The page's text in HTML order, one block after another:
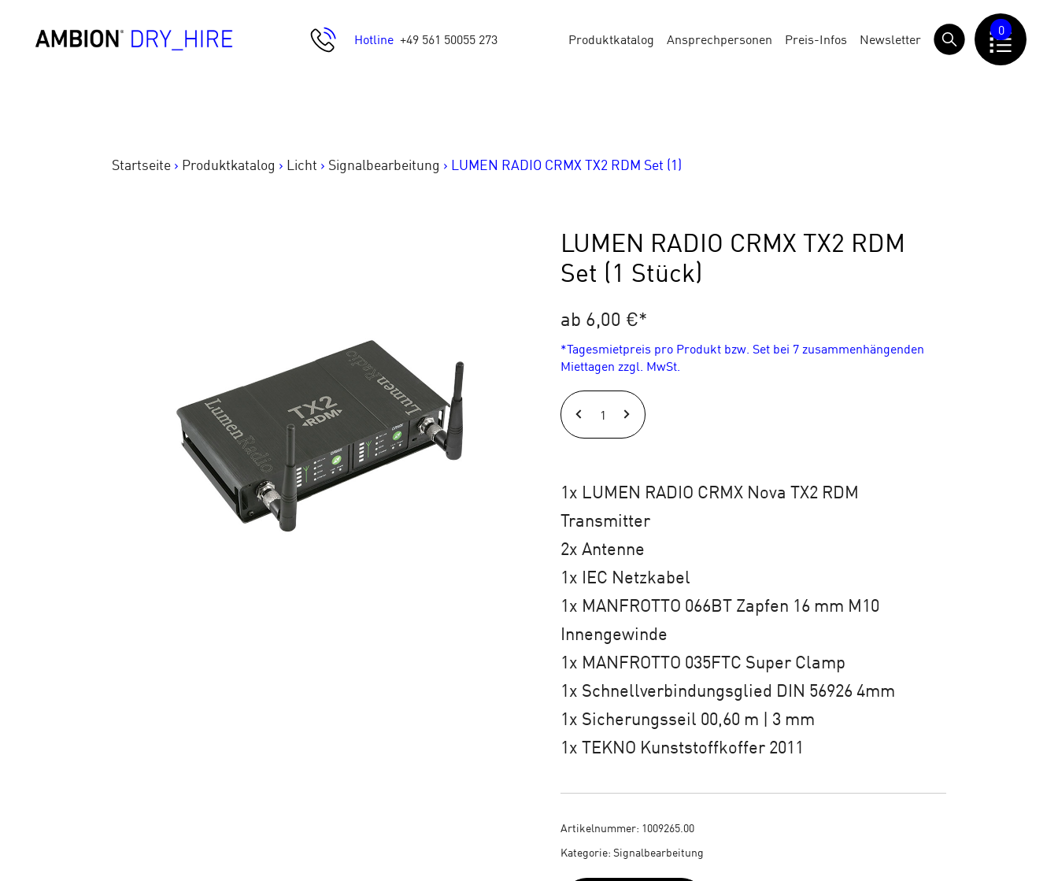
Hotline+49 561 50055 273 Produktkatalog Ansprechpersonen Preis-Infos Newsletter
0
Startseite > Produktkatalog > Licht > Signalbearbeitung > LUMEN RADIO CRMX TX2 RDM Set (1)
LUMEN RADIO CRMX TX2 RDM
Set (1 Stück)
ab 6,00 €*
*Tagesmietpreis pro Produkt bzw. Set bei 7 zusammenhängenden
Miettagen zzgl. MwSt.
LUMEN
RADIO
TX2
RDM
Set
(1)
Menge
1x LUMEN RADIO CRMX Nova TX2 RDM
Transmitter
2x Antenne
1x IEC Netzkabel
1x MANFROTTO 066BT Zapfen 16 mm M10
Innengewinde
1x MANFROTTO 035FTC Super Clamp
1x Schnellverbindungsglied DIN 56926 4mm
1x Sicherungsseil 00,60 m | 3 mm
1x TEKNO Kunststoffkoffer 2011
Artikelnummer: 1009265.00
Kategorie: Signalbearbeitung